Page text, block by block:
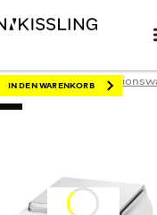
>Laborwaagen>
IN DEN WARENKORB